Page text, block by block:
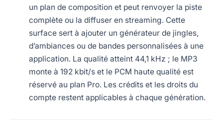
un plan de composition et peut renvoyer la piste
complète ou la diffuser en streaming. Cette
surface sert à ajouter un générateur de jingles,
d’ambiances ou de bandes personnalisées à une
application. La qualité atteint 44,1 kHz ; le MP3
monte à 192 kbit/s et le PCM haute qualité est
réservé au plan Pro. Les crédits et les droits du
compte restent applicables à chaque génération.